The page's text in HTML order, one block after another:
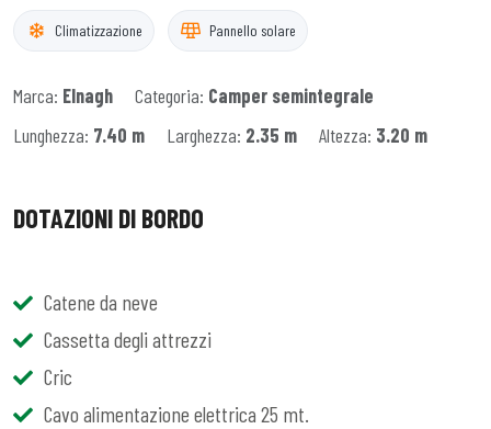
Climatizzazione Pannello solare
Marca: Elnagh Categoria: Camper semintegrale
Lunghezza: 7.40 m Larghezza: 2.35 m Altezza: 3.20 m
DOTAZIONI DI BORDO
Catene da neve
Cassetta degli attrezzi
Cric
Cavo alimentazione elettrica 25 mt.